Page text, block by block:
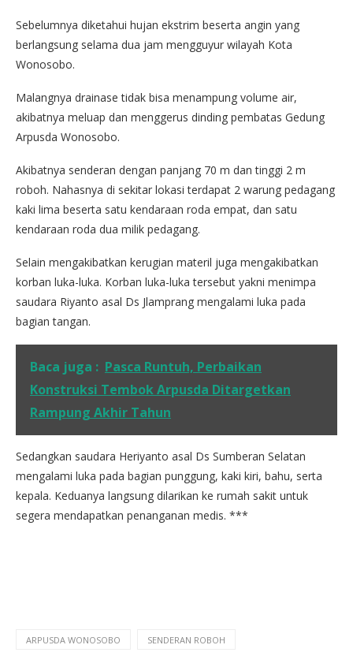
Sebelumnya diketahui hujan ekstrim beserta angin yang
berlangsung selama dua jam mengguyur wilayah Kota
Wonosobo.
Malangnya drainase tidak bisa menampung volume air,
akibatnya meluap dan menggerus dinding pembatas Gedung
Arpusda Wonosobo.
Akibatnya senderan dengan panjang 70 m dan tinggi 2 m
roboh. Nahasnya di sekitar lokasi terdapat 2 warung pedagang
kaki lima beserta satu kendaraan roda empat, dan satu
kendaraan roda dua milik pedagang.
Selain mengakibatkan kerugian materil juga mengakibatkan
korban luka-luka. Korban luka-luka tersebut yakni menimpa
saudara Riyanto asal Ds Jlamprang mengalami luka pada
bagian tangan.
Baca juga : Pasca Runtuh, Perbaikan
Konstruksi Tembok Arpusda Ditargetkan
Rampung Akhir Tahun
Sedangkan saudara Heriyanto asal Ds Sumberan Selatan
mengalami luka pada bagian punggung, kaki kiri, bahu, serta
kepala. Keduanya langsung dilarikan ke rumah sakit untuk
segera mendapatkan penanganan medis. ***
ARPUSDA WONOSOBO SENDERAN ROBOH